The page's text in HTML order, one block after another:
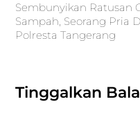
Sembunyikan Ratusan
Sampah, Seorang Pria
Polresta Tangerang
Tinggalkan